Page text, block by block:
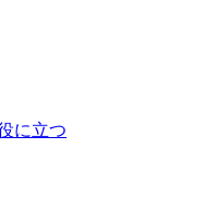
に立つ